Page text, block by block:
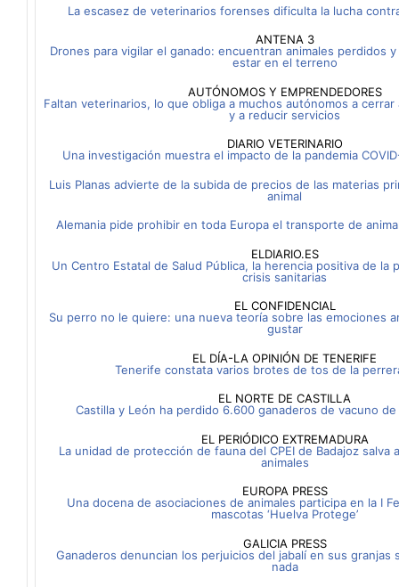
La escasez de veterinarios forenses dificulta la lucha
ANTENA 3
Drones para vigilar el ganado: encuentran animales perdidos
estar en el terreno
AUTÓNOMOS Y EMPRENDEDORES
Faltan veterinarios, lo que obliga a muchos autónomos a
y a reducir servicios
DIARIO VETERINARIO
Una investigación muestra el impacto de la pandemia
Luis Planas advierte de la subida de precios de las materias
animal
Alemania pide prohibir en toda Europa el transporte de
ELDIARIO.ES
Un Centro Estatal de Salud Pública, la herencia positiva de la
crisis sanitarias
EL CONFIDENCIAL
Su perro no le quiere: una nueva teoría sobre las emociones
gustar
EL DÍA-LA OPINIÓN DE TENERIFE
Tenerife constata varios brotes de tos de la
EL NORTE DE CASTILLA
Castilla y León ha perdido 6.600 ganaderos de vacuno
EL PERIÓDICO EXTREMADURA
La unidad de protección de fauna del CPEI de Badajoz salva
animales
EUROPA PRESS
Una docena de asociaciones de animales participa en la I
mascotas ‘Huelva Protege’
GALICIA PRESS
Ganaderos denuncian los perjuicios del jabalí en sus granjas
nada